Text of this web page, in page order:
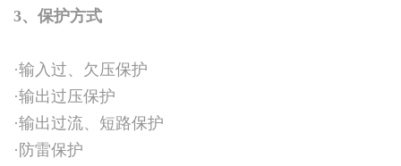
3、保护方式
·输入过、欠压保护
·输出过压保护
·输出过流、短路保护
·防雷保护